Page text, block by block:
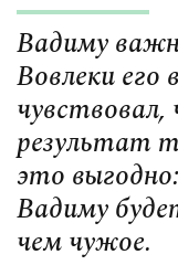
Вадиму
Вовлеки его
результат
это
Вадиму
чем чужое.